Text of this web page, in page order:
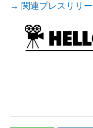
→ 関連プレスリリー